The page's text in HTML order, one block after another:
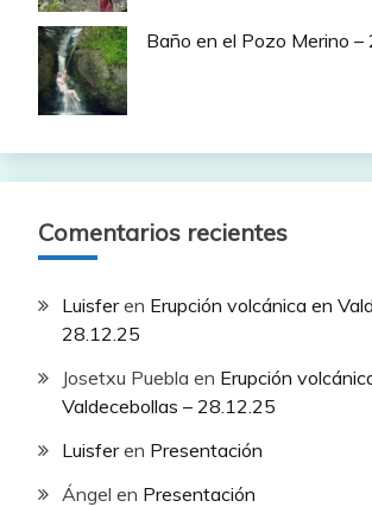
Baño en el Pozo Merino –
Comentarios recientes
Luisferen Erupción volcánica en
28.12.25
Josetxu Puebla en Erupción
Valdecebollas – 28.12.25
Luisferen Presentación
Ángel en Presentación